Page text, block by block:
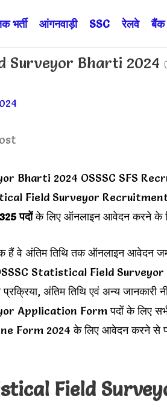
भर्ती आंगनवाड़ी SSC रेलवे बैंक
Bharti 2024
Bharti 2024 OSSSC SFS
Field Surveyor
325 पदोंके लिए ऑनलाइन आवेदन करने के
हैं वे अंतिम तिथि तक ऑनलाइन आवेदन
OSSSC Statistical Field
प्रक्रिया, अंतिम तिथि एवं अन्य
Form पदों के लिए सभी
2024 के लिए आवेदन करने से
Field